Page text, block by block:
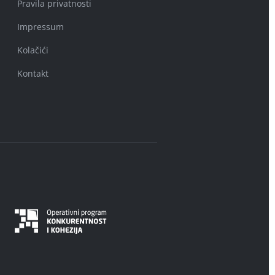
Pravila privatnosti
Impressum
Kolačići
Kontakt